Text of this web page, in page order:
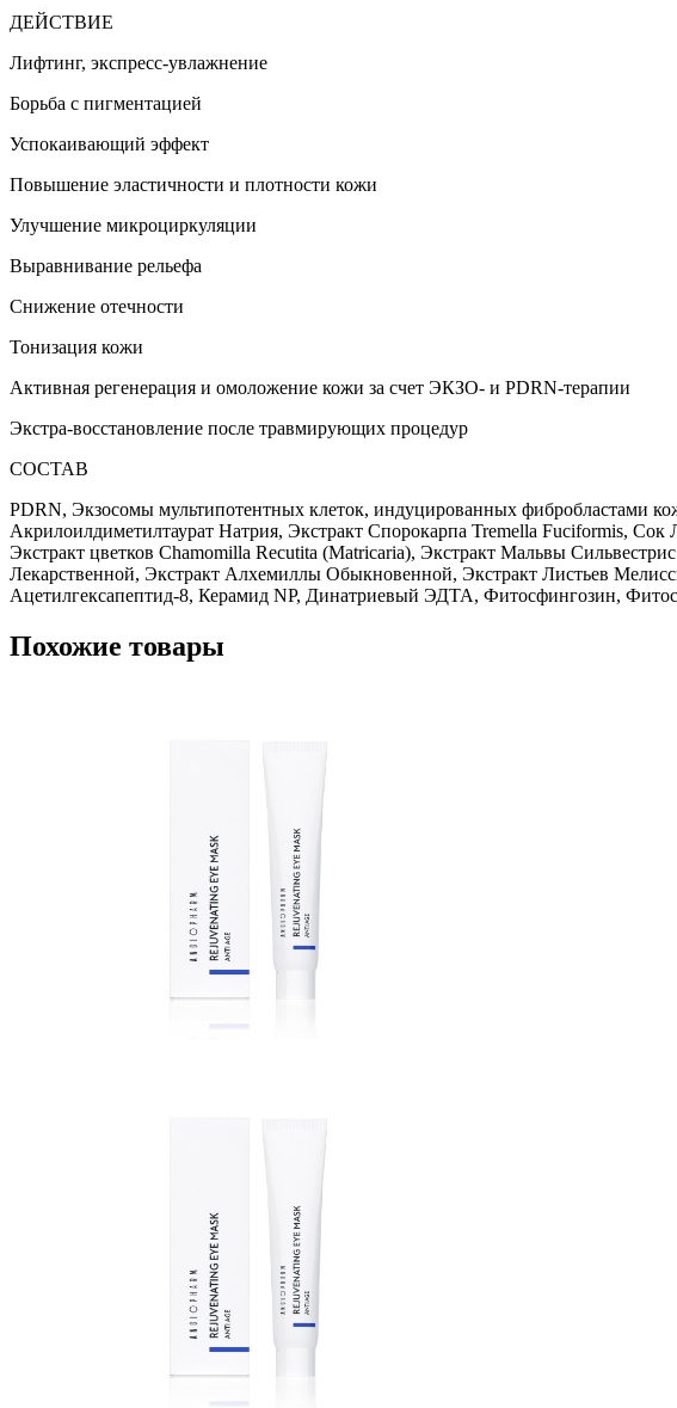
ДЕЙСТВИЕ
Лифтинг, экспресс-увлажнение
Борьба с пигментацией
Успокаивающий эффект
Повышение эластичности и плотности кожи
Улучшение микроциркуляции
Выравнивание рельефа
Снижение отечности
Тонизация кожи
Активная регенерация и омоложение кожи за счет ЭКЗО- и PDRN-терапии
Экстра-восстановление после травмирующих процедур
СОСТАВ
PDRN, Экзосомы мультипотентных клеток, индуцированных фибробластами
Акрилоилдиметилтаурат Натрия, Экстракт Спорокарпа Tremella Fuciformis,
Экстракт цветков Chamomilla Recutita (Matricaria), Экстракт Мальвы
Лекарственной, Экстракт Алхемиллы Обыкновенной, Экстракт Листьев
Ацетилгексапептид-8, Керамид NP, Динатриевый ЭДТА, Фитосфингозин,
Похожие товары